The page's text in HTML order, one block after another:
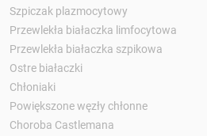
Szpiczak plazmocytowy
Przewlekła białaczka limfocytowa
Przewlekła białaczka szpikowa
Ostre białaczki
Chłoniaki
Powiększone węzły chłonne
Choroba Castlemana